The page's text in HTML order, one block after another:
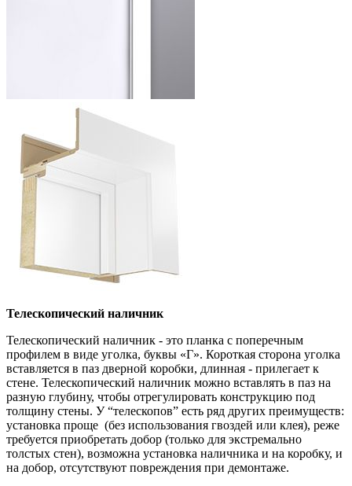
Телескопический наличник
Телескопический наличник - это планка с поперечным
профилем в виде уголка, буквы «Г». Короткая сторона уголка
вставляется в паз дверной коробки, длинная - прилегает к
стене. Телескопический наличник можно вставлять в паз на
разную глубину, чтобы отрегулировать конструкцию под
толщину стены. У “телескопов” есть ряд других преимуществ:
установка проще (без использования гвоздей или клея), реже
требуется приобретать добор (только для экстремально
толстых стен), возможна установка наличника и на коробку, и
на добор, отсутствуют повреждения при демонтаже.